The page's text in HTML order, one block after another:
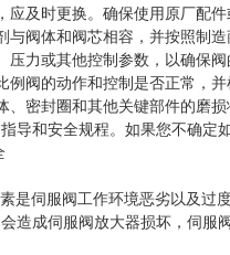
应及时更换。确保使用原厂配
与阀体和阀芯相容，并按照制
压力或其他控制参数，以确保
例阀的动作和控制是否正常，
、密封圈和其他关键部件的磨
导和安全规程。如果您不确定
是伺服阀工作环境恶劣以及过
造成伺服阀放大器损坏，伺服